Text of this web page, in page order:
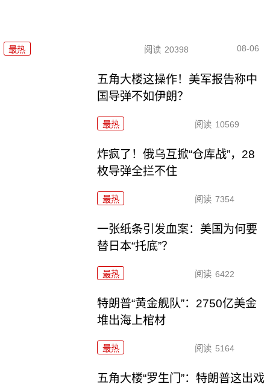
最热 阅读 20398 08-06
五角大楼这操作！美军报告称中
国导弹不如伊朗？
最热 阅读 10569
炸疯了！俄乌互掀“仓库战”，28
枚导弹全拦不住
最热 阅读 7354
一张纸条引发血案：美国为何要
替日本“托底”？
最热 阅读 6422
特朗普“黄金舰队”：2750亿美金
堆出海上棺材
最热 阅读 5164
五角大楼“罗生门”：特朗普这出戏